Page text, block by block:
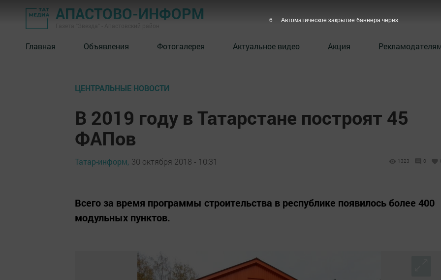
АПАСТОВО-ИНФОРМ
Главная Объявления Фотогалерея Актуальное видео Акция
ЦЕНТРАЛЬНЫЕ НОВОСТИ
В 2019 году в Татарстане построят 45
ФАПов
Татар-информ, 30 октября 2018 - 10:31 1323 0
Всего за время программы строительства в республике появилось более 400
модульных пунктов.
5 Автоматическое закрытие баннера через